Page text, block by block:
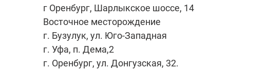
г Оренбург, Шарлыкское шоссе, 14
Восточное месторождение
г. Бузулук, ул. Юго-Западная
г. Уфа, п. Дема,2
г. Оренбург, ул. Донгузская, 32.